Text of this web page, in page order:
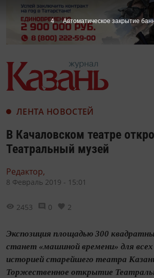
ЛЕНТА НОВОСТЕЙ
В Качаловском театре
Театральный музей
Редактор,
8 Февраль 2019 - 15:01
2453 0 2
Экспозиция площадью 300
станет «машиной времени» для
историей старейшего театра
Торжественное открытие
3 Автоматическое закрытие